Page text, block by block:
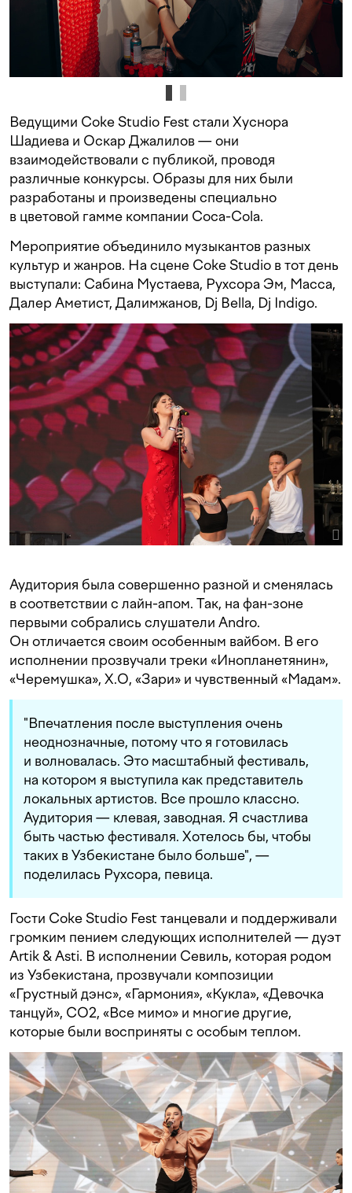
Ведущими Coke Studio Fest стали Хуснора
Шадиева и Оскар Джалилов — они
взаимодействовали с публикой, проводя
различные конкурсы. Образы для них были
разработаны и произведены специально
в цветовой гамме компании Coca-Cola.
Мероприятие объединило музыкантов разных
культур и жанров. На сцене Coke Studio в тот день
выступали: Сабина Мустаева, Рухсора Эм, Масса,
Далер Аметист, Далимжанов, Dj Bella, Dj Indigo.
Аудитория была совершенно разной и сменялась
в соответствии с лайн-апом. Так, на фан-зоне
первыми собрались слушатели Andro.
Он отличается своим особенным вайбом. В его
исполнении прозвучали треки «Инопланетянин»,
«Черемушка», X.O, «Зари» и чувственный «Мадам».
"Впечатления после выступления очень
неоднозначные, потому что я готовилась
и волновалась. Это масштабный фестиваль,
на котором я выступила как представитель
локальных артистов. Все прошло классно.
Аудитория — клевая, заводная. Я счастлива
быть частью фестиваля. Хотелось бы, чтобы
таких в Узбекистане было больше", —
поделилась Рухсора, певица.
Гости Coke Studio Fest танцевали и поддерживали
громким пением следующих исполнителей — дуэт
Artik & Asti. В исполнении Севиль, которая родом
из Узбекистана, прозвучали композиции
«Грустный дэнс», «Гармония», «Кукла», «Девочка
танцуй», CO2, «Все мимо» и многие другие,
которые были восприняты с особым теплом.